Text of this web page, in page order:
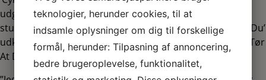
udgives inden sommeren 2026. Det bliver Pils tredje
studiealbum – hendes første album ’Kom Vi Flyver Siger Du’
udkom i februar 2022 og i februar 2024 udkom ’Hvis Du Tør
At Drømme’.
teknologier, herunder cookies, til at
indsamle oplysninger om dig til forskellige
formål, herunder: Tilpasning af annoncering,
bedre brugeroplevelse, funktionalitet,